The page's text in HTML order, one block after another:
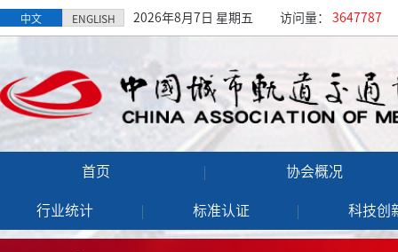
中文 ENGLISH 2026年8月7日 星期五 访问量： 3647787
首页 协会概况
行业统计 标准认证 科技创